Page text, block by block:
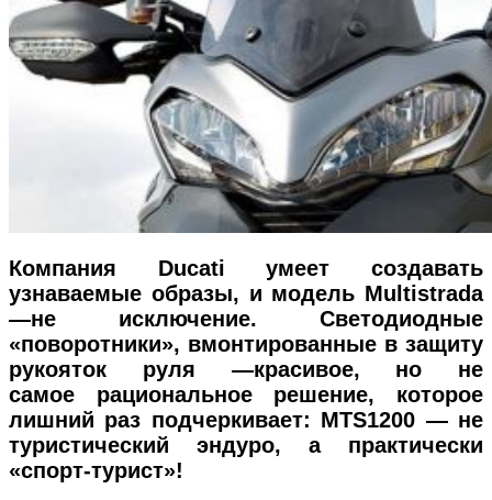
Компания Ducati умеет создавать
узнаваемые образы, и модель Multistrada
—не исключение. Светодиодные
«поворотники», вмонтированные в защиту
рукояток руля —красивое, но не
самое рациональное решение, которое
лишний раз подчеркивает: MTS1200 — не
туристический эндуро, а практически
«спорт-турист»!